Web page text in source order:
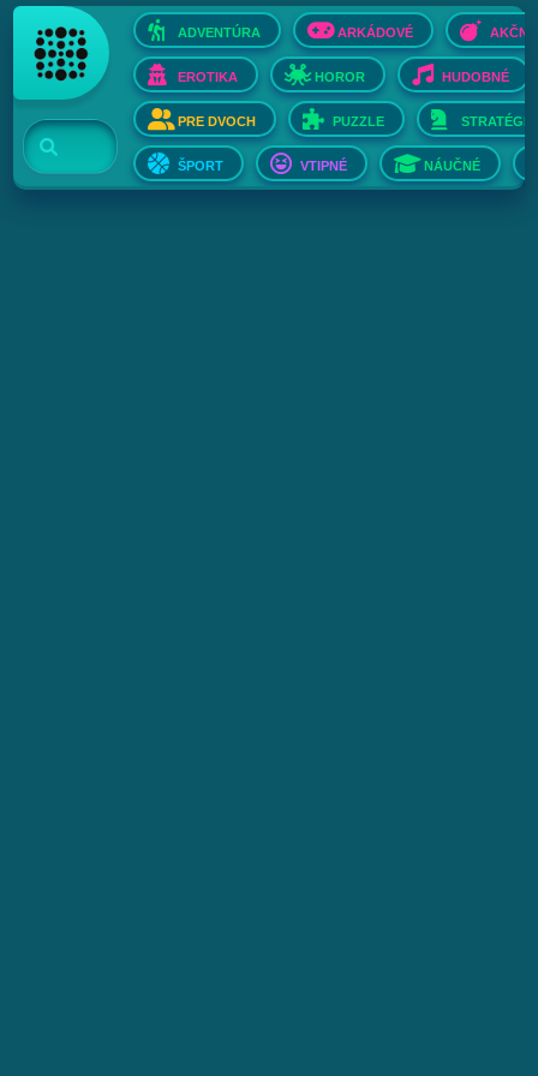
ADVENTÚRA ARKÁDOVÉ AKČNÉ
EROTIKA HOROR HUDOBNÉ
PRE DVOCH PUZZLE STRATÉGIE
ŠPORT VTIPNÉ NÁUČNÉ